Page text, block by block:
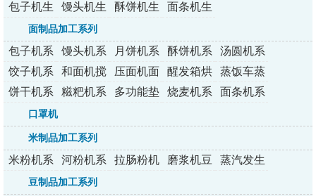
包子机生
产线
馒头机生
产线
酥饼机生
面条机生
面制品加工系列
包子机系
列
馒头机系
列
月饼机系
列
酥饼机系
列
汤圆机系
列
饺子机系
列
和面机搅
拌机
压面机面
条机
醒发箱烘
烤炉
蒸饭车蒸
包炉
饼干机系
列
糍粑机系
多功能垫
烧麦机系
面条机系
口罩机
米制品加工系列
米粉机系
列
河粉机系
列
拉肠粉机
磨浆机豆
蒸汽发生
豆制品加工系列